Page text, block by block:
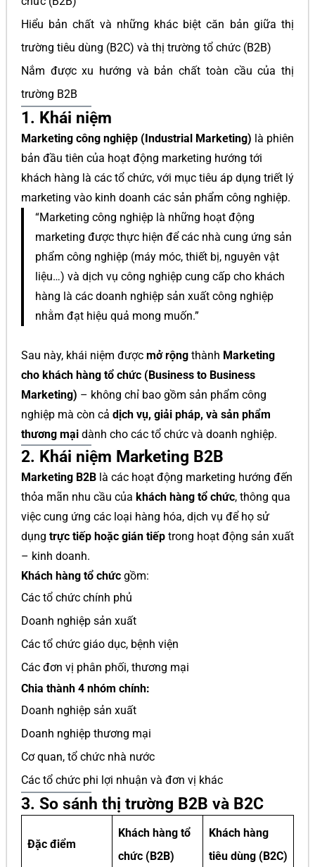
Hiểu bản chất và những khác biệt căn bản giữa thị
trường tiêu dùng (B2C) và thị trường tổ chức (B2B)
Nắm được xu hướng và bản chất toàn cầu của thị
trường B2B
1. Khái niệm
Marketing công nghiệp (Industrial Marketing) là phiên
bản đầu tiên của hoạt động marketing hướng tới
khách hàng là các tổ chức, với mục tiêu áp dụng triết lý
marketing vào kinh doanh các sản phẩm công nghiệp.
“Marketing công nghiệp là những hoạt động
marketing được thực hiện để các nhà cung ứng sản
phẩm công nghiệp (máy móc, thiết bị, nguyên vật
liệu…) và dịch vụ công nghiệp cung cấp cho khách
hàng là các doanh nghiệp sản xuất công nghiệp
nhằm đạt hiệu quả mong muốn.”
Sau này, khái niệm được mở rộng thành Marketing
cho khách hàng tổ chức (Business to Business
Marketing) – không chỉ bao gồm sản phẩm công
nghiệp mà còn cả dịch vụ, giải pháp, và sản phẩm
thương mại dành cho các tổ chức và doanh nghiệp.
2. Khái niệm Marketing B2B
Marketing B2B là các hoạt động marketing hướng đến
thỏa mãn nhu cầu của khách hàng tổ chức, thông qua
việc cung ứng các loại hàng hóa, dịch vụ để họ sử
dụng trực tiếp hoặc gián tiếp trong hoạt động sản xuất
– kinh doanh.
Khách hàng tổ chức gồm:
Các tổ chức chính phủ
Doanh nghiệp sản xuất
Các tổ chức giáo dục, bệnh viện
Các đơn vị phân phối, thương mại
Chia thành 4 nhóm chính:
Doanh nghiệp sản xuất
Doanh nghiệp thương mại
Cơ quan, tổ chức nhà nước
Các tổ chức phi lợi nhuận và đơn vị khác
3. So sánh thị trường B2B và B2C
Đặc điểm
Khách hàng tổ
chức (B2B)
Khách hàng
tiêu dùng (B2C)